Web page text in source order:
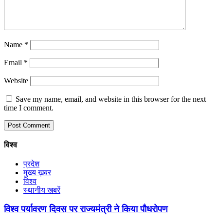
Name *
Email *
Website
Save my name, email, and website in this browser for the next
time I comment.
विश्व
प्रदेश
मुख्य ख़बर
विश्व
स्थानीय खबरें
विश्व पर्यावरण दिवस पर राज्यमंत्री ने किया पौधरोपण